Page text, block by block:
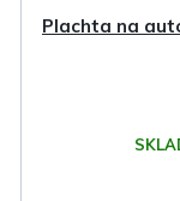
Plachta na